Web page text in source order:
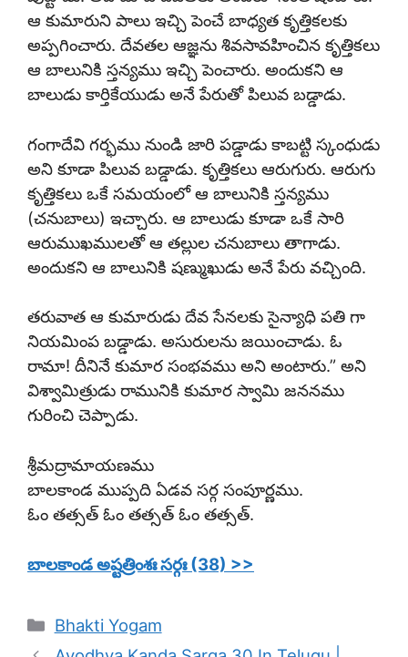
ఆ కుమారుని పాలు ఇచ్చి పెంచే బాధ్యత కృత్తికలకు
అప్పగించారు. దేవతల ఆజ్ఞను శివసావహించిన కృత్తికలు
ఆ బాలునికి స్తన్యము ఇచ్చి పెంచారు. అందుకని ఆ
బాలుడు కార్తికేయుడు అనే పేరుతో పిలువ బడ్డాడు.
గంగాదేవి గర్భము నుండి జారి పడ్డాడు కాబట్టి స్కంధుడు
అని కూడా పిలువ బడ్డాడు. కృత్తికలు ఆరుగురు. ఆరుగు
కృత్తికలు ఒకే సమయంలో ఆ బాలునికి స్తన్యము
(చనుబాలు) ఇచ్చారు. ఆ బాలుడు కూడా ఒకే సారి
ఆరుముఖములతో ఆ తల్లుల చనుబాలు తాగాడు.
అందుకని ఆ బాలునికి షణ్ముఖుడు అనే పేరు వచ్చింది.
తరువాత ఆ కుమారుడు దేవ సేనలకు సైన్యాధి పతి గా
నియమింప బడ్డాడు. అసురులను జయించాడు. ఓ
రామా! దీనినే కుమార సంభవము అని అంటారు.” అని
విశ్వామిత్రుడు రామునికి కుమార స్వామి జననము
గురించి చెప్పాడు.
శ్రీమద్రామాయణము
బాలకాండ ముప్పది ఏడవ సర్గ సంపూర్ణము.
ఓం తత్సత్ ఓం తత్సత్ ఓం తత్సత్.
బాలకాండ అష్టత్రింశః సర్గః (38) >>
Categories
Bhakti Yogam